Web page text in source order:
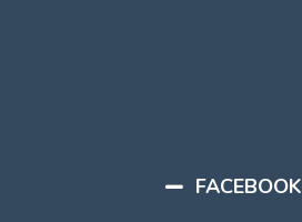
FACEBOOK